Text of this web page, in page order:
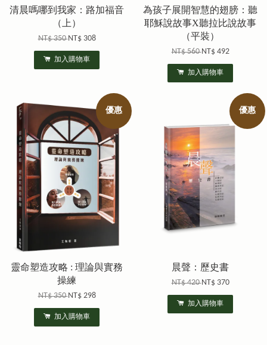
清晨嗎哪到我家：路加福音
（上）
NT$ 350NT$ 308
加入購物車
為孩子展開智慧的翅膀：聽
耶穌說故事X聽拉比說故事
（平裝）
NT$ 560NT$ 492
加入購物車
優惠
靈命塑造攻略 : 理論與實務
操練
NT$ 350NT$ 298
加入購物車
優惠
晨聲：歷史書
NT$ 420NT$ 370
加入購物車